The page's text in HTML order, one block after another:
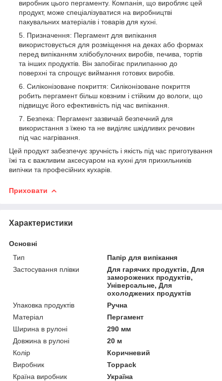
виробник цього пергаменту. Компанія, що виробляє цей
продукт, може спеціалізуватися на виробництві
пакувальних матеріалів і товарів для кухні.
Призначення: Пергамент для випікання
використовується для розміщення на деках або формах
перед випіканням хлібобулочних виробів, печива, тортів
та інших продуктів. Він запобігає прилипанню до
поверхні та спрощує виймання готових виробів.
Силіконізоване покриття: Силіконізоване покриття
робить пергамент більш ковзним і стійким до вологи, що
підвищує його ефективність під час випікання.
Безпека: Пергамент зазвичай безпечний для
використання з їжею та не виділяє шкідливих речовин
під час нагрівання.
Цей продукт забезпечує зручність і якість під час приготування
їжі та є важливим аксесуаром на кухні для прихильників
випічки та професійних кухарів.
Приховати
Характеристики
Основні
Тип
Папір для випікання
Застосування плівки
Для гарячих продуктів, Для
заморожених продуктів,
Універсальне, Для
охолоджених продуктів
Упаковка продуктів
Ручна
Матеріал
Пергамент
Ширина в рулоні
290 мм
Довжина в рулоні
20 м
Колір
Коричневий
Виробник
Toppack
Країна виробник
Україна